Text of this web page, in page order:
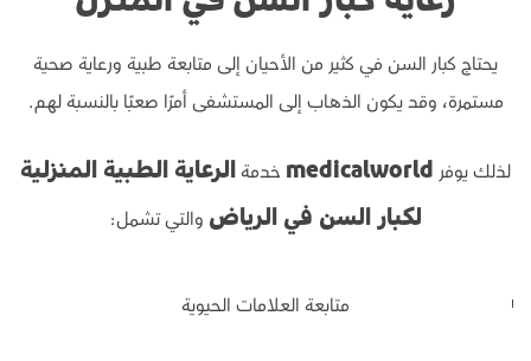
يحتاج كبار السن في كثير من الأحيان إلى متابعة طبية ورعاية صحية
مستمرة، وقد يكون الذهاب إلى المستشفى أمرًا صعبًا بالنسبة لهم.
لذلك يوفر medicalworld خدمة الرعاية الطبية المنزلية
لكبار السن في الرياض والتي تشمل:
متابعة العلامات الحيوية